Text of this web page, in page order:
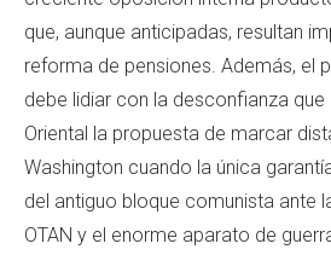
que, aunque anticipadas, resultan
reforma de pensiones. Además, el
debe lidiar con la desconfianza que
Oriental la propuesta de marcar
Washington cuando la única
del antiguo bloque comunista ante
OTAN y el enorme aparato de